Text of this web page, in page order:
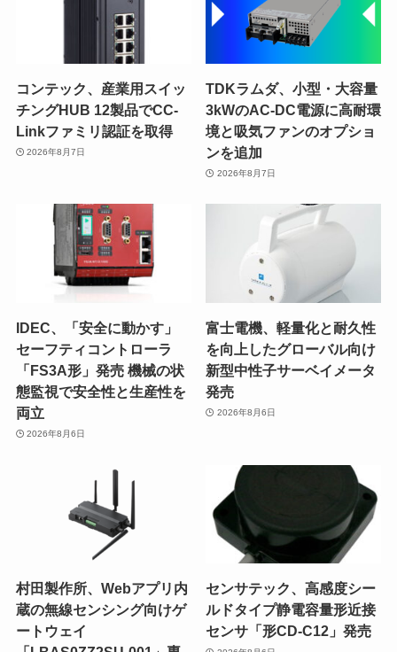
コンテック、産業用スイッ
チングHUB 12製品でCC-
Linkファミリ認証を取得
2026年8月7日
TDKラムダ、小型・大容量
3kWのAC-DC電源に高耐環
境と吸気ファンのオプショ
ンを追加
2026年8月7日
IDEC、「安全に動かす」
セーフティコントローラ
「FS3A形」発売 機械の状
態監視で安全性と生産性を
両立
2026年8月6日
富士電機、軽量化と耐久性
を向上したグローバル向け
新型中性子サーベイメータ
発売
2026年8月6日
村田製作所、Webアプリ内
蔵の無線センシング向けゲ
ートウェイ
センサテック、高感度シー
ルドタイプ静電容量形近接
センサ「形CD-C12」発売